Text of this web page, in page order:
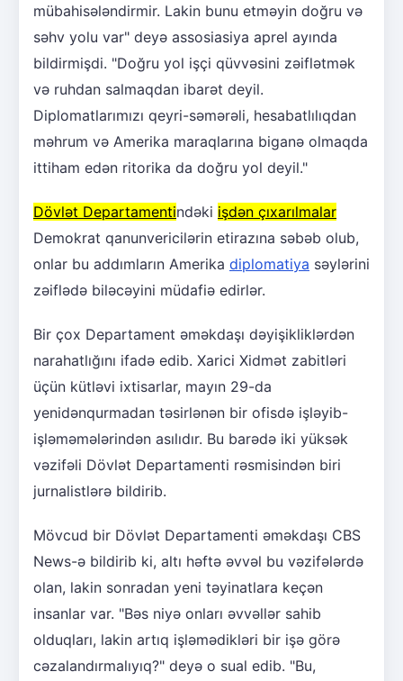
mübahisələndirmir. Lakin bunu etməyin doğru və
səhv yolu var" deyə assosiasiya aprel ayında
bildirmişdi. "Doğru yol işçi qüvvəsini zəiflətmək
və ruhdan salmaqdan ibarət deyil.
Diplomatlarımızı qeyri-səmərəli, hesabatlılıqdan
məhrum və Amerika maraqlarına biganə olmaqda
ittiham edən ritorika da doğru yol deyil."
Dövlət Departamentindəki işdən çıxarılmalar
Demokrat qanunvericilərin etirazına səbəb olub,
onlar bu addımların Amerika diplomatiya səylərini
zəiflədə biləcəyini müdafiə edirlər.
Bir çox Departament əməkdaşı dəyişikliklərdən
narahatlığını ifadə edib. Xarici Xidmət zabitləri
üçün kütləvi ixtisarlar, mayın 29-da
yenidənqurmadan təsirlənən bir ofisdə işləyib-
işləməmələrindən asılıdır. Bu barədə iki yüksək
vəzifəli Dövlət Departamenti rəsmisindən biri
jurnalistlərə bildirib.
Mövcud bir Dövlət Departamenti əməkdaşı CBS
News-ə bildirib ki, altı həftə əvvəl bu vəzifələrdə
olan, lakin sonradan yeni təyinatlara keçən
insanlar var. "Bəs niyə onları əvvəllər sahib
olduqları, lakin artıq işləmədikləri bir işə görə
cəzalandırmalıyıq?" deyə o sual edib. "Bu,